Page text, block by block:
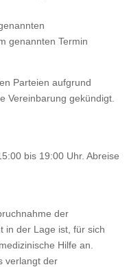
genannten Termin
Parteien aufgrund
Vereinbarung gekündigt.
bis 19:00 Uhr. Abreise
der
in der Lage ist, für sich
Hilfe an.
verlangt der